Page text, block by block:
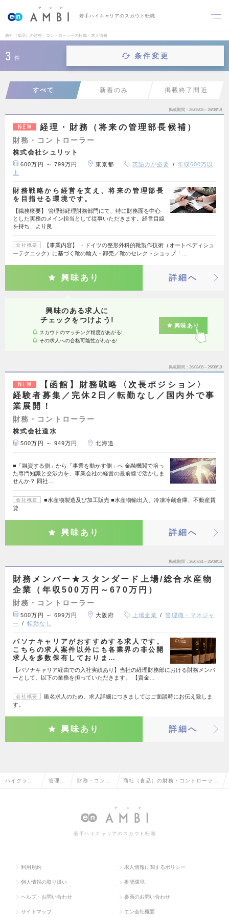
若手ハイキャリアのスカウト転職
商社（食品）の財務・コントローラーの転職・求人情報
3 件 条件変更
すべて 新着のみ 掲載終了間近
掲載期間 26/08/06～26/08/19
NEW 経理・財務（将来の管理部長候補）
財務・コントローラー
株式会社シュリット
600万円 ～ 799万円 東京都 英語力が必要
年収600万以
上
財務戦略から経営を支え、将来の管理部長
を目指せる環境です。
【職務概要】 管理部経理財務部門にて、特に財務面を中心
とした実務のメイン担当として従事いただきます。経営目線
を持ち、より良…
会社概要
【事業内容】 ・ドイツの整形外科的靴製作技術（オートペディシュ
ーテクニック）に基づく靴の輸入・卸売／靴のセレクトショップ「…
興味あり 詳細へ
興味のある求人に
チェックをつけよう!
スカウトのマッチング精度があがる!
その求人への合格可能性がわかる!
興味あり
掲載期間 26/08/06～26/08/19
NEW
【函館】財務戦略〈次長ポジション〉
経験者募集／完休2日／転勤なし／国内外で事
業展開！
財務・コントローラー
株式会社道水
500万円 ～ 949万円 北海道
■「融資する側」から「事業を動かす側」へ 金融機関で培っ
た専門知識と交渉力を、事業会社の経営の最前線で活かしま
せんか？ 同社…
会社概要
■水産物製造及び加工販売 ■水産物輸出入、冷凍冷蔵倉庫、不動産賃
貸
興味あり 詳細へ
掲載期間 26/07/31～26/08/13
財務メンバー★スタンダード上場/総合水産物
企業（年収500万円～670万円）
財務・コントローラー
500万円 ～ 699万円 大阪府 上場企業
管理職・マネジャ
ー
転勤なし
パソナキャリアがおすすめする求人です。
こちらの求人案件以外にも各業界の非公開
求人を多数保有しておりま…
【パソナキャリア経由での入社実績あり】当社の経理財務部における財務メンバ
ーとして、以下の業務を担っていただきます。 【資金…
会社概要
匿名求人のため、求人詳細につきましてはご面談時にお伝え致しま
す。
興味あり 詳細へ
ハイクラス 管理部 財務・コント 商社（食品）の財務・コントローラー
若手ハイキャリアのスカウト転職
利用規約 求人情報に関するポリシー
個人情報の取り扱い 推奨環境
ヘルプ・お問い合わせ 参画のお問い合わせ
サイトマップ エン会社概要